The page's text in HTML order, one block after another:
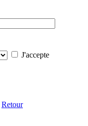
J'accepte
Retour